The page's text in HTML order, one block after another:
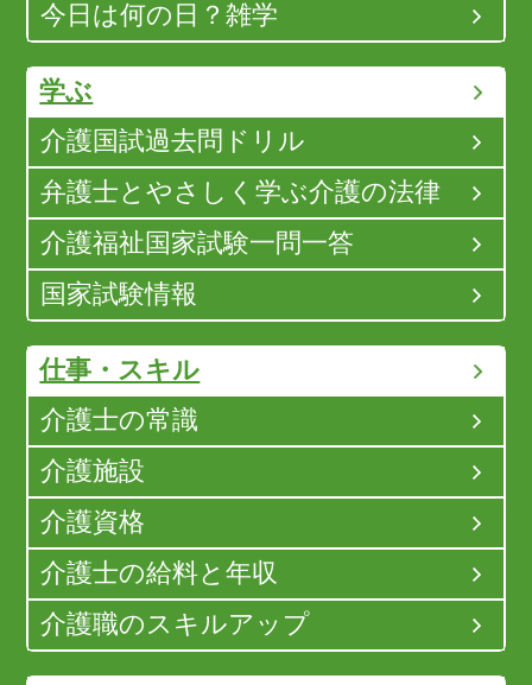
今日は何の日？雑学
学ぶ
介護国試過去問ドリル
弁護士とやさしく学ぶ介護の法律
介護福祉国家試験一問一答
国家試験情報
仕事・スキル
介護士の常識
介護施設
介護資格
介護士の給料と年収
介護職のスキルアップ